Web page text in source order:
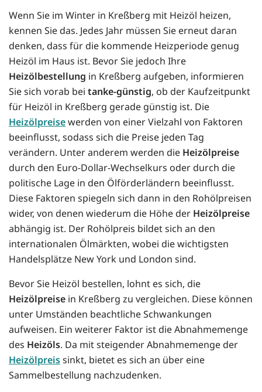
Wenn Sie im Winter in Kreßberg mit Heizöl heizen,
kennen Sie das. Jedes Jahr müssen Sie erneut daran
denken, dass für die kommende Heizperiode genug
Heizöl im Haus ist. Bevor Sie jedoch Ihre
Heizölbestellung in Kreßberg aufgeben, informieren
Sie sich vorab bei tanke-günstig, ob der Kaufzeitpunkt
für Heizöl in Kreßberg gerade günstig ist. Die
Heizölpreisewerden von einer Vielzahl von Faktoren
beeinflusst, sodass sich die Preise jeden Tag
verändern. Unter anderem werden die Heizölpreise
durch den Euro-Dollar-Wechselkurs oder durch die
politische Lage in den Ölförderländern beeinflusst.
Diese Faktoren spiegeln sich dann in den Rohölpreisen
wider, von denen wiederum die Höhe der Heizölpreise
abhängig ist. Der Rohölpreis bildet sich an den
internationalen Ölmärkten, wobei die wichtigsten
Handelsplätze New York und London sind.
Bevor Sie Heizöl bestellen, lohnt es sich, die
Heizölpreise in Kreßberg zu vergleichen. Diese können
unter Umständen beachtliche Schwankungen
aufweisen. Ein weiterer Faktor ist die Abnahmemenge
des Heizöls. Da mit steigender Abnahmemenge der
Heizölpreissinkt, bietet es sich an über eine
Sammelbestellung nachzudenken.